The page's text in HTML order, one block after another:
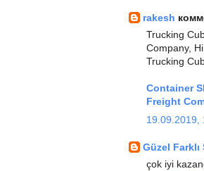
rakesh
Trucking
Company,
Trucking
Container
Freight
19.09.2019,
Güzel Farklı
çok iyi